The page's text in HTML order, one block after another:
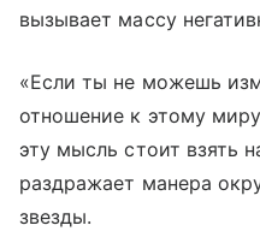
вызывает массу
«Если ты не можешь
отношение к этому
эту мысль стоит взять
раздражает манера
звезды.